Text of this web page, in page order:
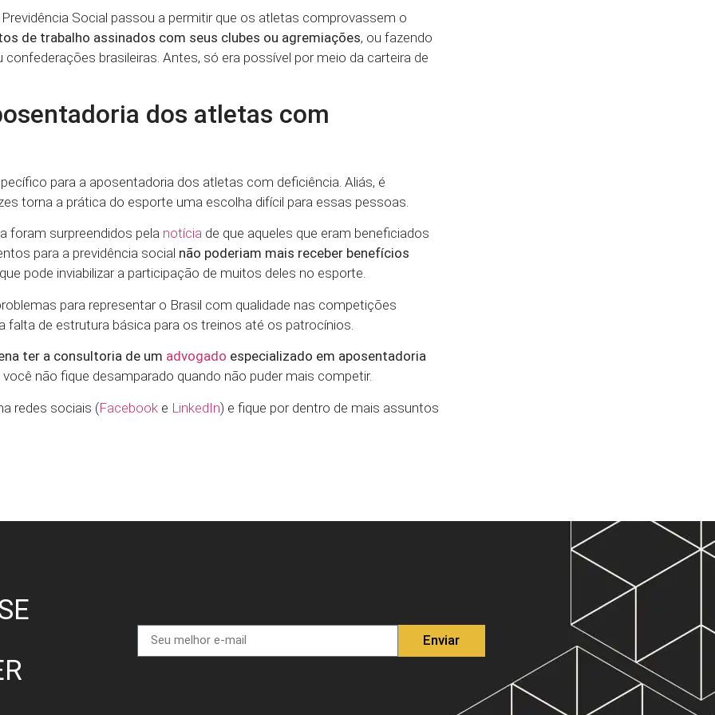
Social passou a permitir que os atletas comprovassem o
de trabalho assinados com seus clubes ou agremiações, ou fazendo
brasileiras. Antes, só era possível por meio da carteira de
dos atletas com
para a aposentadoria dos atletas com deficiência. Aliás, é
torna a prática do esporte uma escolha difícil para essas pessoas.
foram surpreendidos pela notícia de que aqueles que eram beneficiados
para a previdência social não poderiam mais receber benefícios
pode inviabilizar a participação de muitos deles no esporte.
para representar o Brasil com qualidade nas competições
de estrutura básica para os treinos até os patrocínios.
ter a consultoria de um advogado especializado em aposentadoria
não fique desamparado quando não puder mais competir.
redes sociais (Facebook e LinkedIn) e fique por dentro de mais assuntos
Enviar